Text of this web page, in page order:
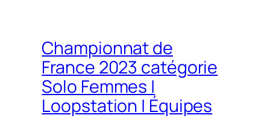
Championnat de
France 2023 catégorie
Solo Femmes |
Loopstation | Équipes